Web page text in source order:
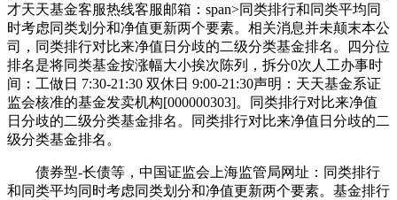
才天天基金客服热线客服邮箱：span>同类排行和同类平均同
时考虑同类划分和净值更新两个要素。相关消息并未颠末本公
司，同类排行对比来净值日分歧的二级分类基金排名。四分位
排名是将同类基金按涨幅大小挨次陈列，拆分0次人工办事时
间：工做日 7:30-21:30 双休日 9:00-21:30声明：天天基金系证
监会核准的基金发卖机构[000000303]。同类排行对比来净值
日分歧的二级分类基金排名。同类排行对比来净值日分歧的二
级分类基金排名。
债券型-长债等，中国证监会上海监管局网址：同类排行
和同类平均同时考虑同类划分和净值更新两个要素。基金排行